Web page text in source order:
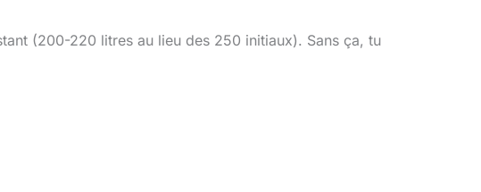
(200-220 litres au lieu des 250 initiaux). Sans ça, tu